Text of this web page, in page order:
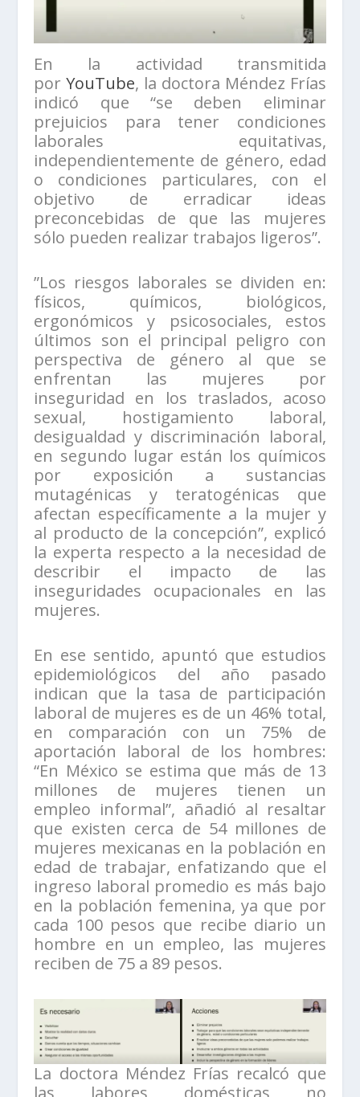
En la actividad transmitida
porYouTube, la doctora Méndez Frías
indicó que “se deben eliminar
prejuicios para tener condiciones
laborales equitativas,
independientemente de género, edad
o condiciones particulares, con el
objetivo de erradicar ideas
preconcebidas de que las mujeres
sólo pueden realizar trabajos ligeros”.
”Los riesgos laborales se dividen en:
físicos, químicos, biológicos,
ergonómicos y psicosociales, estos
últimos son el principal peligro con
perspectiva de género al que se
enfrentan las mujeres por
inseguridad en los traslados, acoso
sexual, hostigamiento laboral,
desigualdad y discriminación laboral,
en segundo lugar están los químicos
por exposición a sustancias
mutagénicas y teratogénicas que
afectan específicamente a la mujer y
al producto de la concepción”, explicó
la experta respecto a la necesidad de
describir el impacto de las
inseguridades ocupacionales en las
mujeres.
En ese sentido, apuntó que estudios
epidemiológicos del año pasado
indican que la tasa de participación
laboral de mujeres es de un 46% total,
en comparación con un 75% de
aportación laboral de los hombres:
“En México se estima que más de 13
millones de mujeres tienen un
empleo informal”, añadió al resaltar
que existen cerca de 54 millones de
mujeres mexicanas en la población en
edad de trabajar, enfatizando que el
ingreso laboral promedio es más bajo
en la población femenina, ya que por
cada 100 pesos que recibe diario un
hombre en un empleo, las mujeres
reciben de 75 a 89 pesos.
La doctora Méndez Frías recalcó que